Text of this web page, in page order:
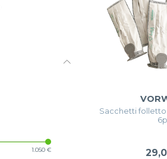
1.050 €
Sacchetti folletto